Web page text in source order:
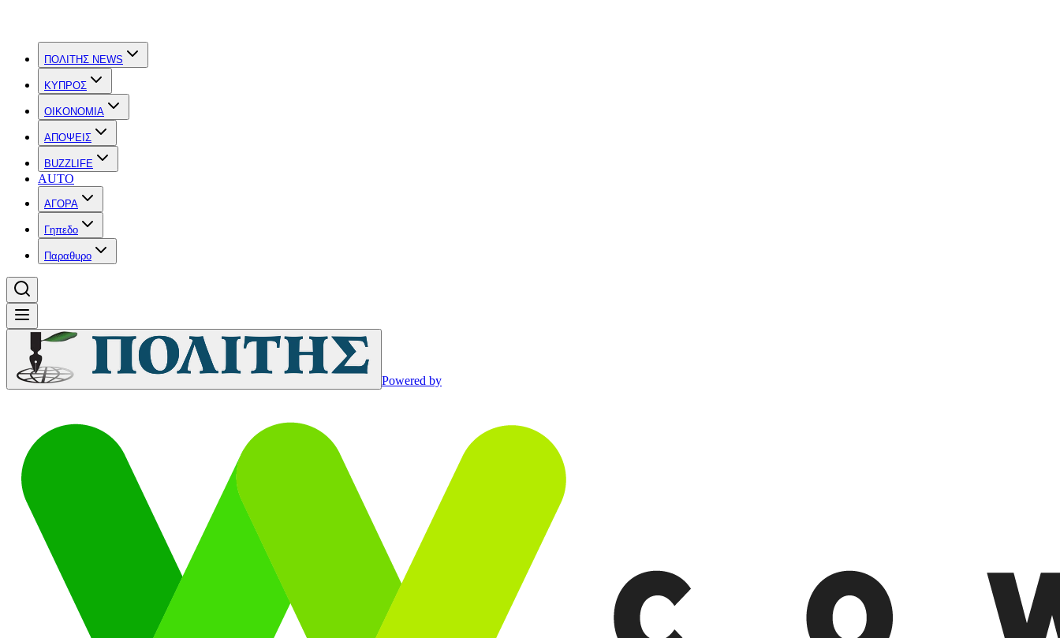
ΠΟΛΙΤΗΣ NEWS
ΚΥΠΡΟΣ
OIKONOMIA
ΑΠΟΨΕΙΣ
BUZZLIFE
AUTO
ΑΓΟΡΑ
Γηπεδο
Παραθυρο
Powered by